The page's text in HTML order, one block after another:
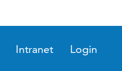
Intranet Login